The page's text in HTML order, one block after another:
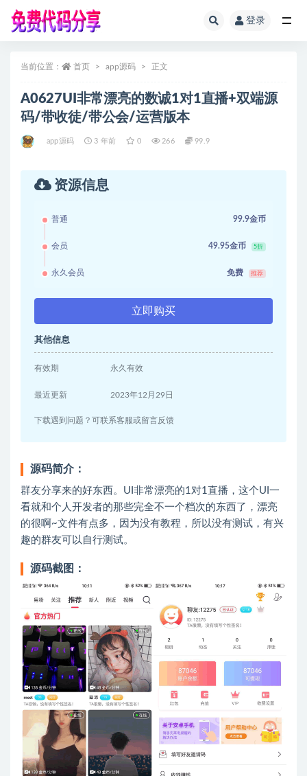
登录
当前位置： 首页 app源码 正文
A0627UI非常漂亮的数诚1对1直播+双端源
码/带收徒/带公会/运营版本
app源码 3 年前 0 266 99.9
资源信息
普通 99.9金币
会员 49.95金币 5折
永久会员 免费 推荐
立即购买
其他信息
有效期 永久有效
最近更新 2023年12月29日
下载遇到问题？可联系客服或留言反馈
源码简介：
群友分享来的好东西。UI非常漂亮的1对1直播，这个UI一
看就和个人开发者的那些完全不一个档次的东西了，漂亮
的很啊~文件有点多，因为没有教程，所以没有测试，有兴
趣的群友可以自行测试。
源码截图：